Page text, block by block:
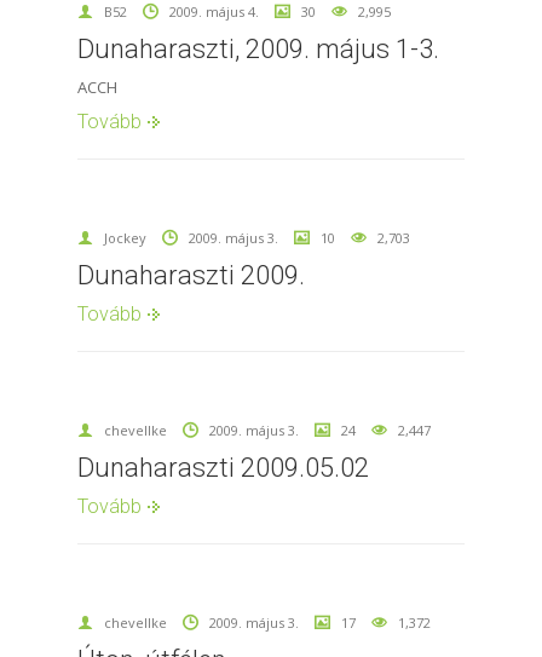
B52 2009. május 4. 30 2,995
Dunaharaszti, 2009. május 1-3.
ACCH
Tovább
Jockey 2009. május 3. 10 2,703
Dunaharaszti 2009.
Tovább
chevellke 2009. május 3. 24 2,447
Dunaharaszti 2009.05.02
Tovább
chevellke 2009. május 3. 17 1,372